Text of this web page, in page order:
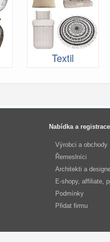
Textil
Nabídka a
Výrobci a obchody
Řemeslníci
Architekti a
E-shopy, affiliate,
Podmínky
Přidat firmu